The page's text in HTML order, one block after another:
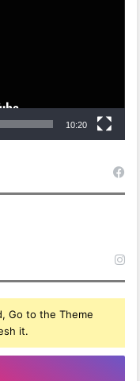
10:20
Go to the Theme
it.